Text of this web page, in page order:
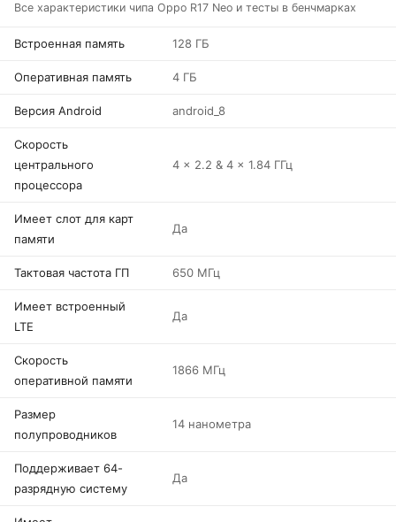
Все характеристики чипа Oppo R17 Neo и тесты в бенчмарках
Встроенная память 128 ГБ
Оперативная память 4 ГБ
Версия Android android_8
Скорость
центрального
процессора
4 x 2.2 & 4 x 1.84 ГГц
Имеет слот для карт
памяти
Да
Тактовая частота ГП 650 МГц
Имеет встроенный
LTE
Да
Скорость
оперативной памяти
1866 МГц
Размер
полупроводников
14 нанометра
Поддерживает 64-
разрядную систему
Да